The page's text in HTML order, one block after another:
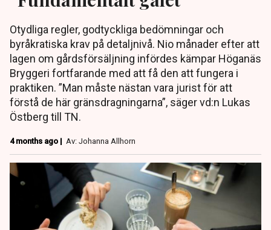
Otydliga regler, godtyckliga bedömningar och
byråkratiska krav på detaljnivå. Nio månader efter att
lagen om gårdsförsäljning infördes kämpar Höganäs
Bryggeri fortfarande med att få den att fungera i
praktiken. ”Man måste nästan vara jurist för att
förstå de här gränsdragningarna”, säger vd:n Lukas
Östberg till TN.
4 months ago | Av: Johanna Allhorn